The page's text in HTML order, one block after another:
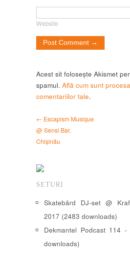
Website
Acest sit folosește Akismet
spamul. Află cum sunt
comentariilor tale.
← Escapism Musique
@ Sensi Bar,
Chișinău
SETURI
Skatebård DJ-set @
2017 (2483 downloads)
Dekmantel Podcast 114
downloads)